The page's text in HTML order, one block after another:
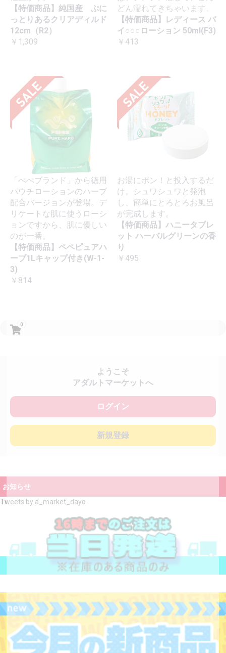
0
ようこそ
アダルトマーケットへ
ログイン
新規登録
お知らせ
Tweets by a_market_dayo
【特価商品】純国産 ぷに
っとりあるクリアディルド
12cm（R2）
￥1,309
どん濡れてきちゃいます。
【特価商品】レディース バ
イ○○○ローション 50ml(F3)
￥413
「ぺぺブランド」から徳用
パウチローションのハーブ
配合バージョンが登場。デ
リケートな肌に使うローシ
ョンですから、肌に優しい
のが一番。
【特価商品】ペペピュアハ
ーブ1Lキャップ付き(W-1-
3)
￥814
お湯にポン！と投入するだ
け。シュワシュワと発泡
し、簡単にとろとろお風呂
が完成します。
【特価商品】ハニータブレ
ット ハーバルグリーンの香
り
￥495